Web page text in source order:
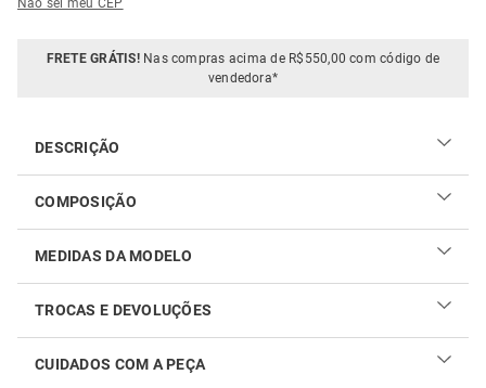
Não sei meu CEP
FRETE GRÁTIS!Nas compras acima de R$550,00 com código de
vendedora*
DESCRIÇÃO
COMPOSIÇÃO
MEDIDAS DA MODELO
TROCAS E DEVOLUÇÕES
Realizar sua troca ou devolução é fácil. Confira maiores
CUIDADOS COM A PEÇA